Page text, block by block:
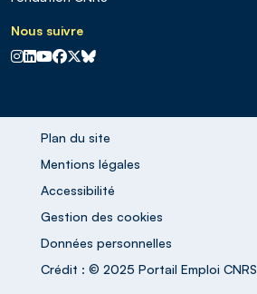
Nous suivre
CNRS sur Instagram
CNRS sur Linkedin
CNRS sur Youtube
CNRS sur Facebook
CNRS sur X
CNRS sur Blus sky
Plan du site
Mentions légales
Accessibilité
Gestion des cookies
Données personnelles
Crédit : © 2025 Portail Emploi CNRS